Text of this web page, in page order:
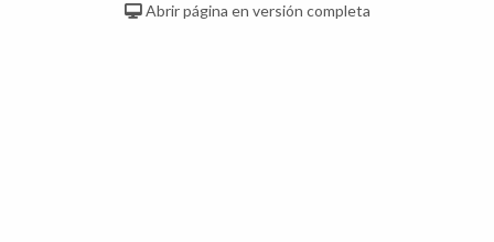
Abrir página en versión completa